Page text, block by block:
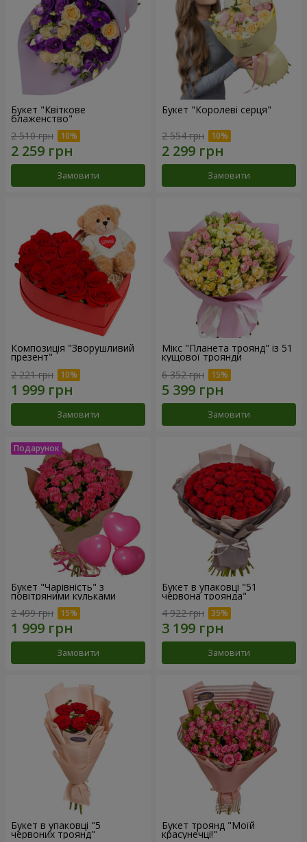
Букет "Квіткове
блаженство"
2 510 грн
Замовити
Букет "Королеві серця"
2 554 грн
Замовити
Композиція "Зворушливий
презент"
2 221 грн
Замовити
Мікс "Планета троянд" із 51
кущової троянди
6 352 грн
Замовити
Букет "Чарівність" з
повітряними кульками
2 499 грн
Замовити
Букет в упаковці "51
червона троянда"
4 922 грн
Замовити
Букет в упаковці "5
червоних троянд"
Букет троянд "Моїй
красунечці!"